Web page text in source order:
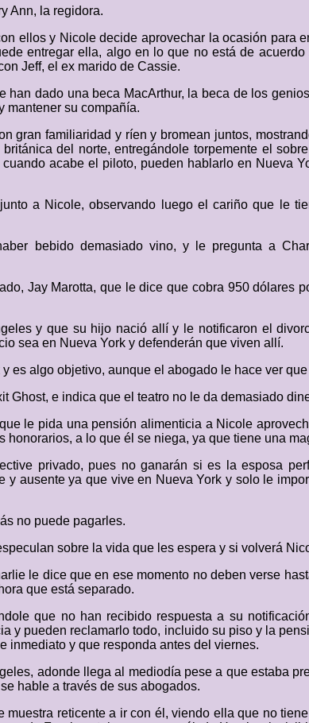
Ann, la regidora.
ellos y Nicole decide aprovechar la ocasión para
entregar ella, algo en lo que no está de
Jeff, el ex marido de Cassie.
dado una beca MacArthur, la beca de los
mantener su compañía.
gran familiaridad y ríen y bromean juntos,
del norte, entregándole torpemente el
acabe el piloto, pueden hablarlo en Nueva
a Nicole, observando luego el cariño que le
bebido demasiado vino, y le pregunta a
Jay Marotta, que le dice que cobra 950 dólares
y que su hijo nació allí y le notificaron el
sea en Nueva York y defenderán que viven allí.
es algo objetivo, aunque el abogado le hace ver
Ghost, e indica que el teatro no le da demasiado
le pida una pensión alimenticia a Nicole
honorarios, a lo que él se niega, ya que tiene una
privado, pues no ganarán si es la esposa
y ausente ya que vive en Nueva York y solo le
no puede pagarles.
sobre la vida que les espera y si volverá
le dice que en ese momento no deben verse
que está separado.
que no han recibido respuesta a su
y pueden reclamarlo todo, incluido su piso y la
inmediato y que responda antes del viernes.
adonde llega al mediodía pese a que estaba
hable a través de sus abogados.
muestra reticente a ir con él, viendo ella que no